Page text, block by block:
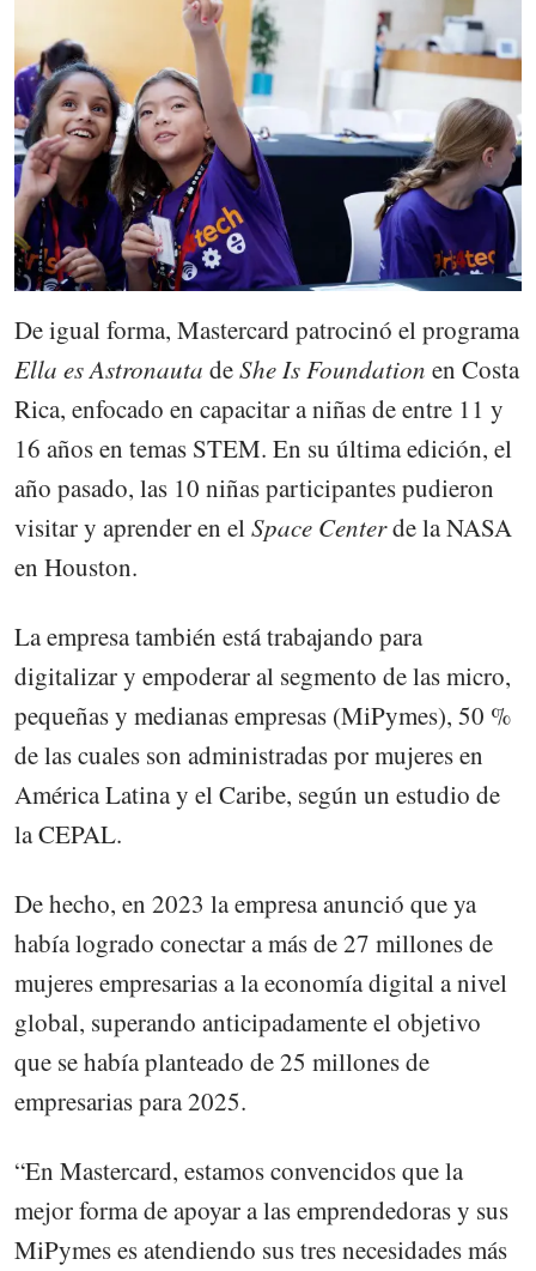
De igual forma, Mastercard patrocinó el programa
Ella es Astronauta deShe Is Foundation en Costa
Rica, enfocado en capacitar a niñas de entre 11 y
16 años en temas STEM. En su última edición, el
año pasado, las 10 niñas participantes pudieron
visitar y aprender en elSpace Centerde la NASA
en Houston.
La empresa también está trabajando para
digitalizar y empoderar al segmento de las micro,
pequeñas y medianas empresas (MiPymes), 50 %
de las cuales son administradas por mujeres en
América Latina y el Caribe, según un estudio de
la CEPAL.
De hecho, en 2023 la empresa anunció que ya
había logrado conectar a más de 27 millones de
mujeres empresarias a la economía digital a nivel
global, superando anticipadamente el objetivo
que se había planteado de 25 millones de
empresarias para 2025.
“En Mastercard, estamos convencidos que la
mejor forma de apoyar a las emprendedoras y sus
MiPymes es atendiendo sus tres necesidades más